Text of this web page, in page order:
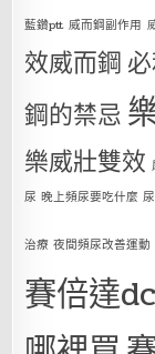
藍鑽ptt 威而鋼副作用
效威而鋼
鋼的禁忌
樂威壯雙效
尿 晚上頻尿要吃什麼
治療 夜間頻尿改善運
賽倍達